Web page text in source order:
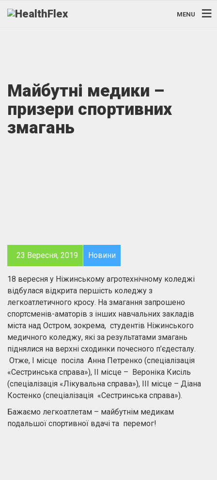
MENU
Майбутні медики –
призери спортивних
змагань
23 Вересня, 2019 Новини
18 вересня у Ніжинському агротехнічному коледжі
відбулася відкрита першість коледжу з
легкоатлетичного кросу. На змагання запрошено
спортсменів-аматорів з інших навчальних закладів
міста над Остром, зокрема, студентів Ніжинського
медичного коледжу, які за результатами змагань
піднялися на верхні сходинки почесного п’єдесталу.
Отже, І місце посіла Анна Петренко (спеціалізація
«Сестринська справа»), ІІ місце – Вероніка Кисіль
(спеціалізація «Лікувальна справа»), ІІІ місце – Діана
Костенко (спеціалізація «Сестринська справа»).
Бажаємо легкоатлетам – майбутнім медикам
подальшої спортивної вдачі та перемог!